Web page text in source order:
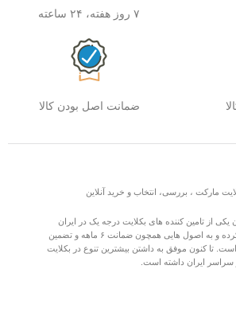
۷ روز هفته، ۲۴ ساعته
ضمانت اصل بودن کالا
مارکت ، بررسی، انتخاب و خرید آنلاین
یکی از تامین کننده های بکلایت درجه یک در ایران
فعالیت خود را از سال ۹۶ آغاز کرده و به اصول هایی همچون ضمانت ۶ ماهه و تضمین
تا کنون موفق به داشتن بیشترین تنوع در بکلایت
سراسر ایران داشته است.